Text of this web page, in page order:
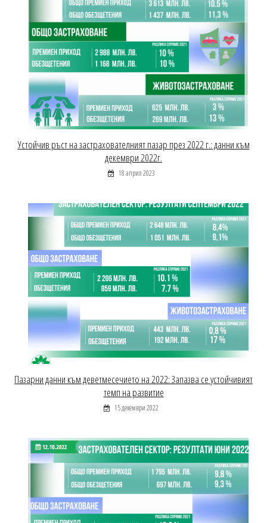
Устойчив ръст на застрахователният пазар през 2022 г.: данни към
декември 2022г.
18 април 2023
Пазарни данни към деветмесечието на 2022: Запазва се устойчивият
темп на развитие
15 декември 2022